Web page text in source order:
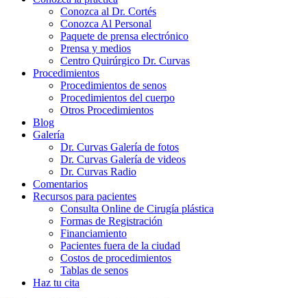
Conozca al Dr. Cortés
Conozca Al Personal
Paquete de prensa electrónico
Prensa y medios
Centro Quirúrgico Dr. Curvas
Procedimientos
Procedimientos de senos
Procedimientos del cuerpo
Otros Procedimientos
Blog
Galería
Dr. Curvas Galería de fotos
Dr. Curvas Galería de videos
Dr. Curvas Radio
Comentarios
Recursos para pacientes
Consulta Online de Cirugía plástica
Formas de Registración
Financiamiento
Pacientes fuera de la ciudad
Costos de procedimientos
Tablas de senos
Haz tu cita